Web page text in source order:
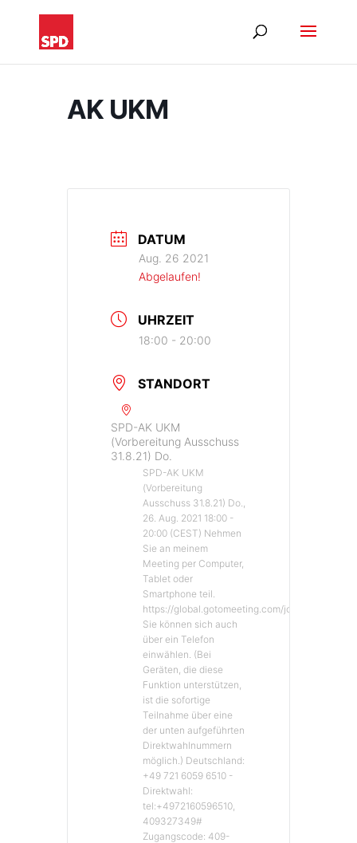
AK UKM
DATUM
Aug. 26 2021
Abgelaufen!
UHRZEIT
18:00 - 20:00
STANDORT
SPD-AK UKM
(Vorbereitung Ausschuss
31.8.21) Do.
SPD-AK UKM
(Vorbereitung
Ausschuss 31.8.21) Do.,
26. Aug. 2021 18:00 -
20:00 (CEST) Nehmen
Sie an meinem
Meeting per Computer,
Tablet oder
Smartphone teil.
https://global.gotomeeting.com/join/409327349
Sie können sich auch
über ein Telefon
einwählen. (Bei
Geräten, die diese
Funktion unterstützen,
ist die sofortige
Teilnahme über eine
der unten aufgeführten
Direktwahlnummern
möglich.) Deutschland:
+49 721 6059 6510 -
Direktwahl:
tel:+4972160596510,
409327349#
Zugangscode: 409-